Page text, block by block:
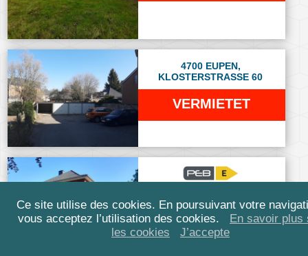
4700 EUPEN,
KLOSTERSTRASSE 60
VERMIETET
VERKAUFT
Ce site utilise des cookies. En poursuivant votre
vous acceptez l’utilisation des cookies.
En savoir plus
les cookies
J’accepte